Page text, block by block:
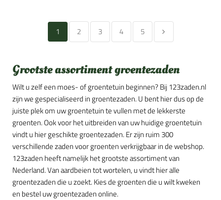
1 2 3 4 5
Grootste assortiment groentezaden
Wilt u zelf een moes- of groentetuin beginnen? Bij 123zaden.nl
zijn we gespecialiseerd in groentezaden. U bent hier dus op de
juiste plek om uw groentetuin te vullen met de lekkerste
groenten. Ook voor het uitbreiden van uw huidige groentetuin
vindt u hier geschikte groentezaden. Er zijn ruim 300
verschillende zaden voor groenten verkrijgbaar in de webshop.
123zaden heeft namelijk het grootste assortiment van
Nederland. Van aardbeien tot wortelen, u vindt hier alle
groentezaden die u zoekt. Kies de groenten die u wilt kweken
en bestel uw groentezaden online.